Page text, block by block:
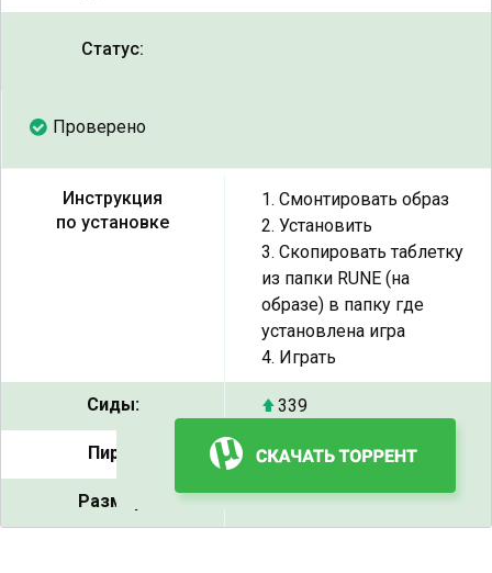
Статус:
Проверено
Инструкция
по установке
1. Смонтировать образ
2. Установить
3. Скопировать таблетку
из папки RUNE (на
образе) в папку где
установлена игра
4. Играть
Сиды: 339
Пиры: 3
Размер: 10 GB